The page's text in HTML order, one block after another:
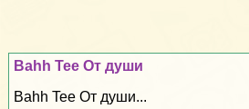
Bahh Tee От души
Bahh Tee От души...